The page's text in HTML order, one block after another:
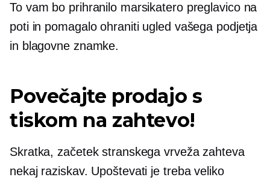
To vam bo prihranilo marsikatero preglavico na
poti in pomagalo ohraniti ugled vašega podjetja
in blagovne znamke.
Povečajte prodajo s
tiskom na zahtevo!
Skratka, začetek stranskega vrveža zahteva
nekaj raziskav. Upoštevati je treba veliko